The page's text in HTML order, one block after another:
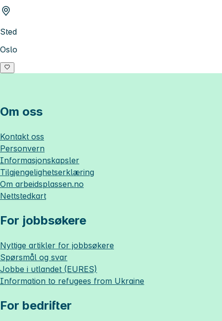
Sted
Oslo
Om oss
Kontakt oss
Personvern
Informasjonskapsler
Tilgjengelighetserklæring
Om arbeidsplassen.no
Nettstedkart
For jobbsøkere
Nyttige artikler for jobbsøkere
Spørsmål og svar
Jobbe i utlandet (EURES)
Information to refugees from Ukraine
For bedrifter